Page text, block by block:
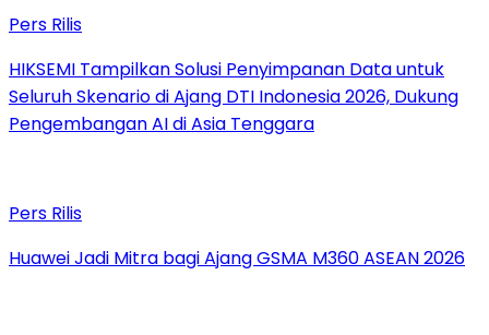
Pers Rilis
HIKSEMI Tampilkan Solusi Penyimpanan Data untuk
Seluruh Skenario di Ajang DTI Indonesia 2026, Dukung
Pengembangan AI di Asia Tenggara
Pers Rilis
Huawei Jadi Mitra bagi Ajang GSMA M360 ASEAN 2026